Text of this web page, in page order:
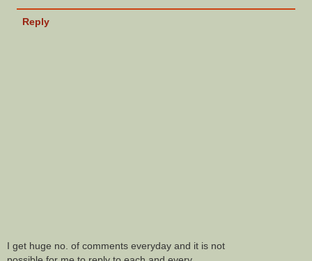
Reply
I get huge no. of comments everyday and it is not